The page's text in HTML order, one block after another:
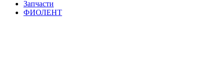
Запчасти
ФИОЛЕНТ